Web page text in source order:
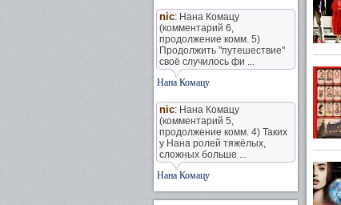
nic: Нана Комацу
(комментарий 6,
продолжение комм. 5)
Продолжить "путешествие"
своё случилось фи ...
Нана Комацу
nic: Нана Комацу
(комментарий 5,
продолжение комм. 4) Таких
у Нана ролей тяжёлых,
сложных больше ...
Нана Комацу